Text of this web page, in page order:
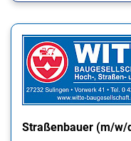
Straßenbauer (m/w/